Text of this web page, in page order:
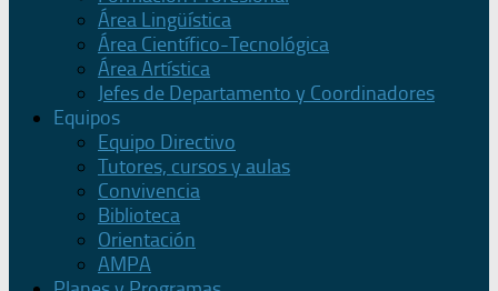
Área Lingüística
Área Científico-Tecnológica
Área Artística
Jefes de Departamento y Coordinadores
Equipos
Equipo Directivo
Tutores, cursos y aulas
Convivencia
Biblioteca
Orientación
AMPA